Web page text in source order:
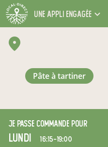
une appli engagée
pâte à tartiner
Je passe commande pour
lundi 16:15-19:00